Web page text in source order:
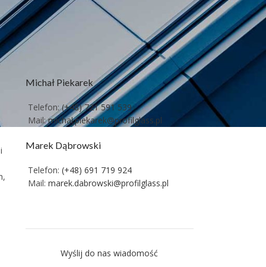
Zabudowy całoszklane i drzwi
Schody i podłogi szklane
Kabiny prysznicowe
Michał Piekarek
Telefon:(+48) 721 591 539
Mail:michal.piekarek@profilglass.pl
Marek Dąbrowski
Telefon: (+48) 691 719 924
Mail: marek.dabrowski@profilglass.pl
Wyślij do nas wiadomość